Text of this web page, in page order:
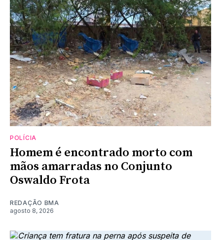
POLÍCIA
Homem é encontrado morto com
mãos amarradas no Conjunto
Oswaldo Frota
REDAÇÃO BMA
agosto 8, 2026